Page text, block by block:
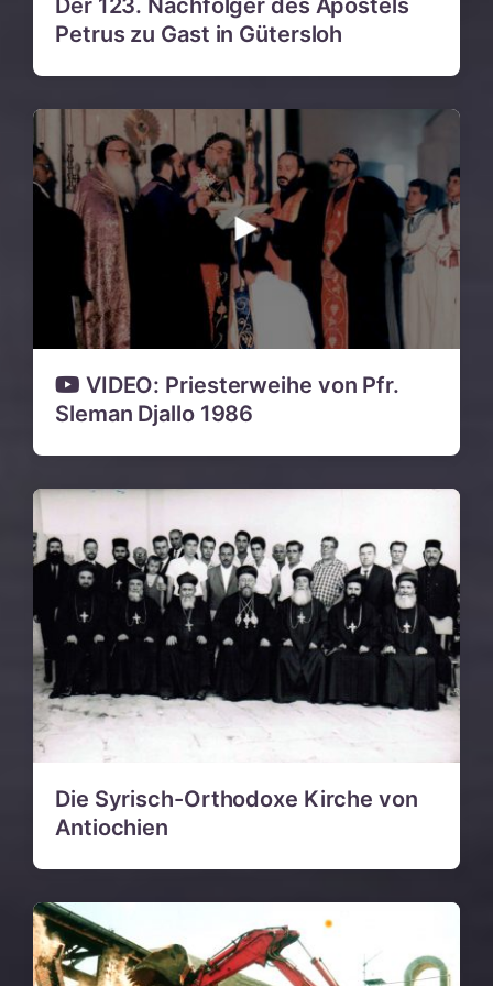
Der 123. Nachfolger des Apostels
Petrus zu Gast in Gütersloh
VIDEO: Priesterweihe von Pfr.
Sleman Djallo 1986
Die Syrisch-Orthodoxe Kirche von
Antiochien